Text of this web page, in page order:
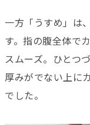
一方「うすめ」は
す。指の腹全体で
スムーズ。ひとつ
厚みがでない上に
でした。